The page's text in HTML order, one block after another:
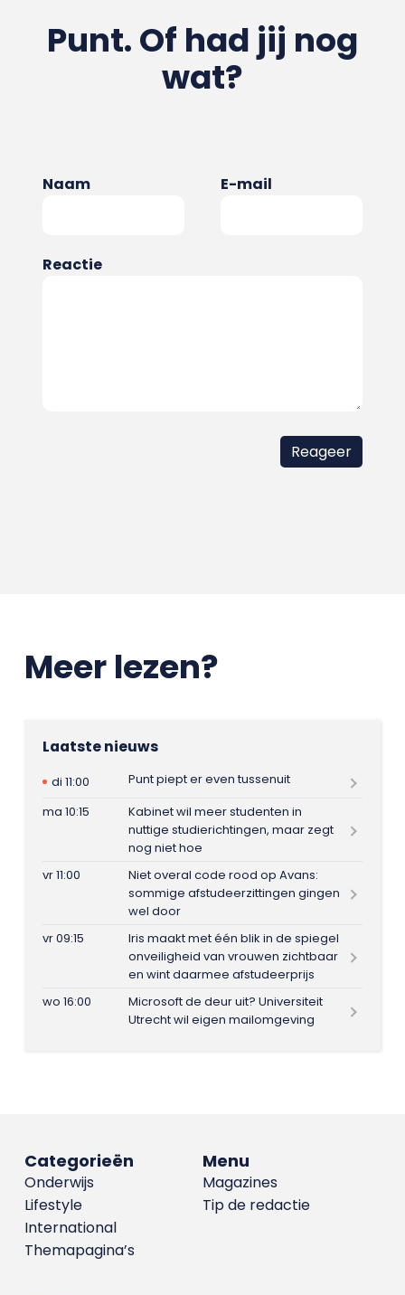
Punt. Of had jij nog
wat?
Naam E-mail
Reactie
Meer lezen?
Laatste nieuws
di 11:00
Punt piept er even tussenuit
ma 10:15
Kabinet wil meer studenten in
nuttige studierichtingen, maar zegt
nog niet hoe
vr 11:00
Niet overal code rood op Avans:
sommige afstudeerzittingen gingen
wel door
vr 09:15
Iris maakt met één blik in de spiegel
onveiligheid van vrouwen zichtbaar
en wint daarmee afstudeerprijs
wo 16:00
Microsoft de deur uit? Universiteit
Utrecht wil eigen mailomgeving
Menu
Magazines
Tip de redactie
Categorieën
Onderwijs
Lifestyle
International
Themapagina’s